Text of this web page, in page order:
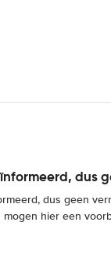
dus
dus geen
hier een